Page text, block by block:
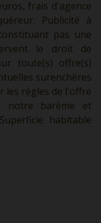
frais d'agence
Publicité à
pas une
le droit de
toute(s) offre(s)
surenchères
les règles de l'offre
notre barème et
Superficie habitable